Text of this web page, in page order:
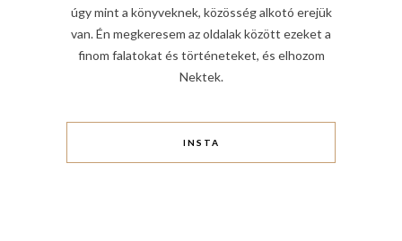
úgy mint a könyveknek, közösség alkotó erejük
van. Én megkeresem az oldalak között ezeket a
finom falatokat és történeteket, és elhozom
Nektek.
INSTA